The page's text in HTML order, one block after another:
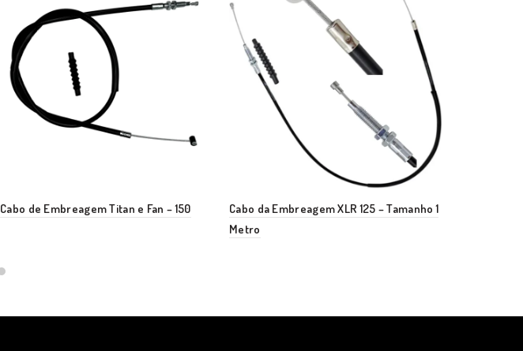
Cabo de Embreagem Titan e Fan – 150
Cabo da Embreagem XLR 125 – Tamanho 1
Metro